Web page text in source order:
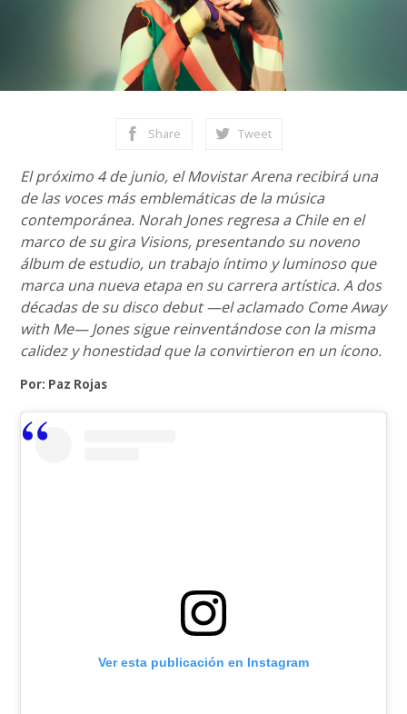
Share Tweet
El próximo 4 de junio, el Movistar Arena recibirá una
de las voces más emblemáticas de la música
contemporánea. Norah Jones regresa a Chile en el
marco de su gira Visions, presentando su noveno
álbum de estudio, un trabajo íntimo y luminoso que
marca una nueva etapa en su carrera artística. A dos
décadas de su disco debut —el aclamado Come Away
with Me— Jones sigue reinventándose con la misma
calidez y honestidad que la convirtieron en un ícono.
Por: Paz Rojas
Ver esta publicación en Instagram